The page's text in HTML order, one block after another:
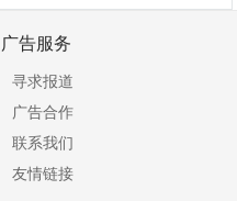
广告服务
寻求报道
广告合作
联系我们
友情链接